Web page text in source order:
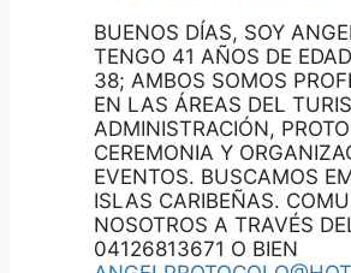
BUENOS DÍAS, SOY
TENGO 41 AÑOS DE
38; AMBOS SOMOS
EN LAS ÁREAS DEL
ADMINISTRACIÓN,
CEREMONIA Y
EVENTOS. BUSCAMOS
ISLAS CARIBEÑAS.
NOSOTROS A TRAVÉS
04126813671 O BIEN